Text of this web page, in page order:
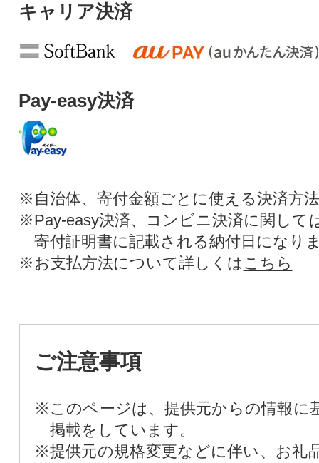
キャリア決済
Pay-easy決済
※自治体、寄付金額ごとに使える決済方
※Pay-easy決済、コンビニ決済に関して
寄付証明書に記載される納付日になり
※お支払方法について詳しくは こちら
ご注意事項
※このページは、提供元からの情報に
掲載をしています。
※提供元の規格変更などに伴い、お礼